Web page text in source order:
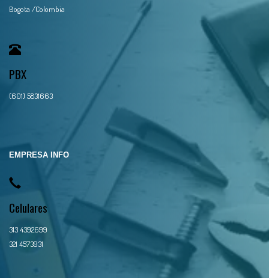
Bogota /Colombia
PBX
(601) 5831663
EMPRESA INFO
Celulares
313 4392699
321 4573931